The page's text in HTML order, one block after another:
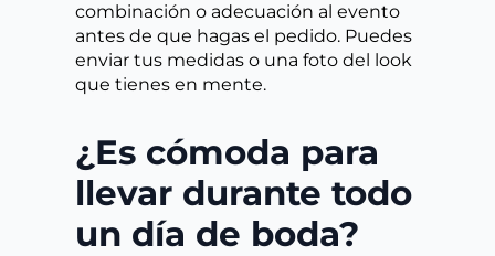
combinación o adecuación al evento
antes de que hagas el pedido. Puedes
enviar tus medidas o una foto del look
que tienes en mente.
¿Es cómoda para
llevar durante todo
un día de boda?